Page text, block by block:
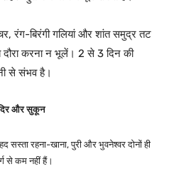
रंग-बिरंगी गलियां और शांत समुद्र तट
करना न भूलें। 2 से 3 दिन की
से संभव है।
और सुकून
रहना-खाना, पुरी और भुवनेश्वर दोनों ही
से कम नहीं हैं।